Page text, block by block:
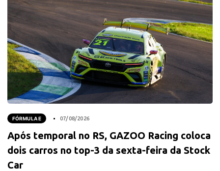
FÓRMULA E 07/08/2026
Após temporal no RS, GAZOO Racing coloca
dois carros no top-3 da sexta-feira da Stock
Car